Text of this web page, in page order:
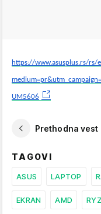
https://www.asusplus.rs/rs/
UM5606
Prethodna vest
TAGOVI
ASUS LAPTOP
EKRAN AMD